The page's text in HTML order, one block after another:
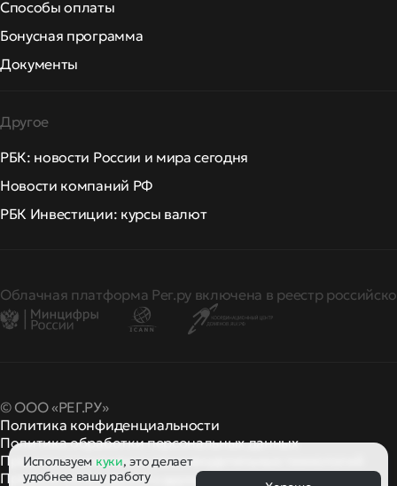
Способы оплаты
Бонусная программа
Документы
Другое
РБК: новости России и мира сегодня
Новости компаний РФ
РБК Инвестиции: курсы валют
Облачная платформа Рег.ру включена в реестр
© ООО «РЕГ.РУ»
Политика конфиденциальности
Политика обработки персональных данных
Правила применения рекомендательных технологий
Правила пользованияи другие правила и политики
Используем куки, это делает
удобнее вашу работу